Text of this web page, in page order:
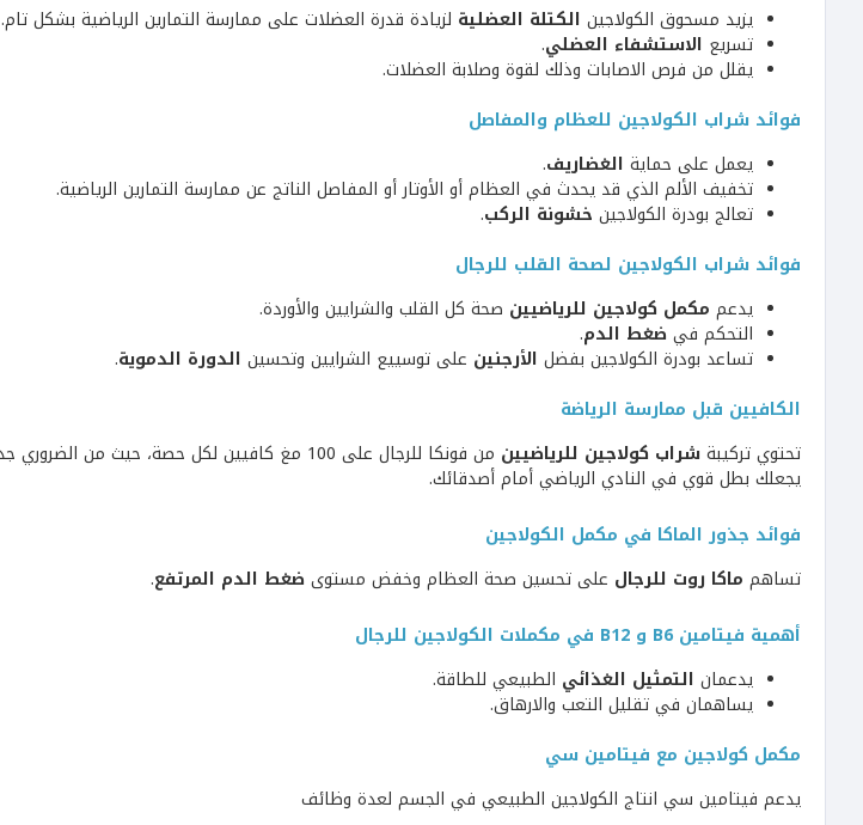
يزيد مسحوق الكولاجين الكتلة العضلية لزيادة قدرة العضلات على ممارسة التمارين الرياضية بشكل تام.
تسريع الاستشفاء العضلي.
يقلل من فرص الاصابات وذلك لقوة وصلابة العضلات.
فوائد شراب الكولاجين للعظام والمفاصل
يعمل على حماية الغضاريف.
تخفيف الألم الذي قد يحدث في العظام أو الأوتار أو المفاصل الناتج عن ممارسة التمارين الرياضية.
تعالج بودرة الكولاجين خشونة الركب.
فوائد شراب الكولاجين لصحة القلب للرجال
يدعم مكمل كولاجين للرياضيين صحة كل القلب والشرايين والأوردة.
التحكم في ضغط الدم.
تساعد بودرة الكولاجين بفضل الأرجنين على توسييع الشرايين وتحسين الدورة الدموية.
الكافيين قبل ممارسة الرياضة
تحتوي تركيبة شراب كولاجين للرياضيين من فونكا للرجال على 100 مغ كافيين لكل حصة، حيث من الضروري جداً تناول كمية من
يجعلك بطل قوي في النادي الرياضي أمام أصدقائك.
فوائد جذور الماكا في مكمل الكولاجين
تساهم ماكا روت للرجال على تحسين صحة العظام وخفض مستوى ضغط الدم المرتفع.
أهمية فيتامين B6 و B12 في مكملات الكولاجين للرجال
يدعمان التمثيل الغذائي الطبيعي للطاقة.
يساهمان في تقليل التعب والارهاق.
مكمل كولاجين مع فيتامين سي
يدعم فيتامين سي انتاج الكولاجين الطبيعي في الجسم لعدة وظائف